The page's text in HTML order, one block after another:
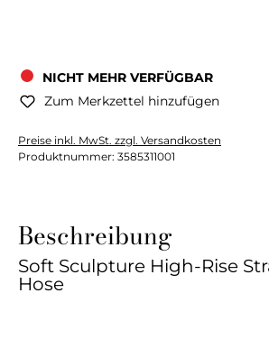
NICHT MEHR VERFÜGBAR
Zum Merkzettel hinzufügen
Preise inkl. MwSt. zzgl. Versandkosten
Produktnummer: 3585311001
Beschreibung
Soft Sculpture High-Rise
Hose